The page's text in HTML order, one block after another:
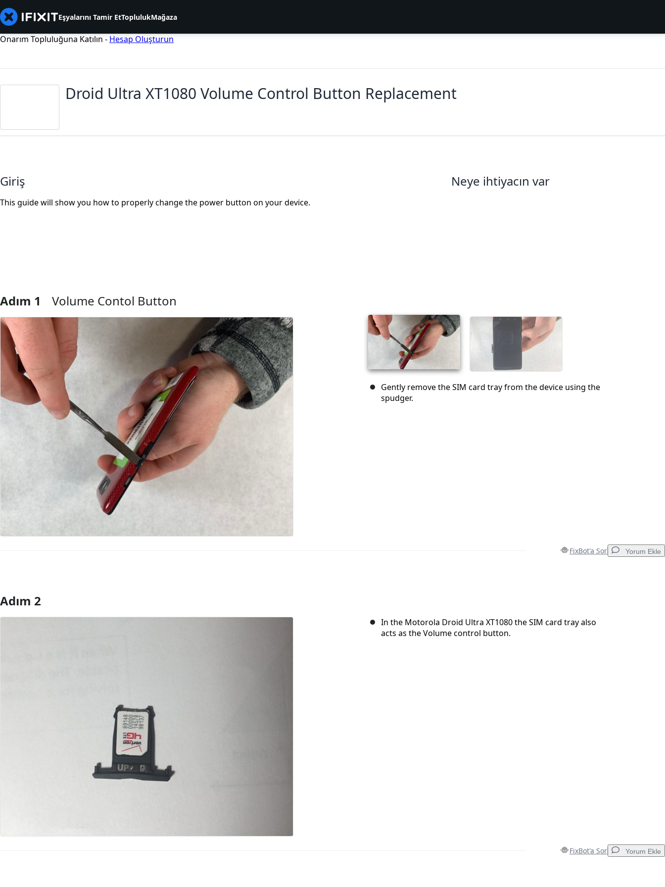
Eşyalarını Tamir EtToplulukMağaza
Onarım Topluluğuna Katılın - Hesap Oluşturun
Droid Ultra XT1080 Volume Control Button Replacement
Giriş
This guide will show you how to properly change the power button on your device.
Neye ihtiyacın var
Adım 1 Volume Contol Button
Gently remove the SIM card tray from the device using the
spudger.
FixBot'a Sor Yorum Ekle
Yorum Ekle
Adım 2
In the Motorola Droid Ultra XT1080 the SIM card tray also
acts as the Volume control button.
FixBot'a Sor Yorum Ekle